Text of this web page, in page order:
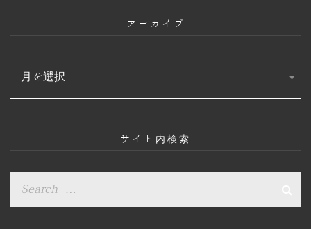
アーカイブ
カ
サイト内検索